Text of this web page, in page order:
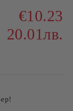
€10.23
20.01лв.